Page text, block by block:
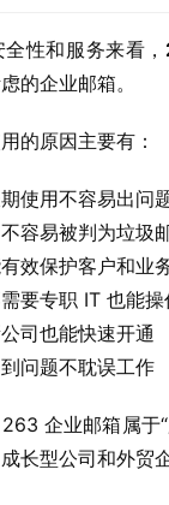
性和服务来看，
的企业邮箱。
的原因主要有：
使用不容易出问
容易被判为垃圾
效保护客户和业
要专职 IT 也能操
司也能快速开通
问题不耽误工作
企业邮箱属于
长型公司和外贸企